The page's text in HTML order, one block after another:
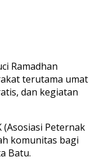
Ramadhan
terutama umat
dan kegiatan
(Asosiasi Peternak
komunitas bagi
Batu.